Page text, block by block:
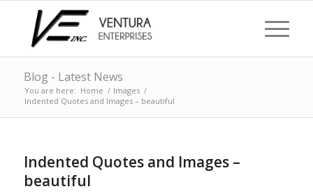
Blog - Latest News
You are here: Home / Images /
Indented Quotes and Images – beautiful
Indented Quotes and Images –
beautiful